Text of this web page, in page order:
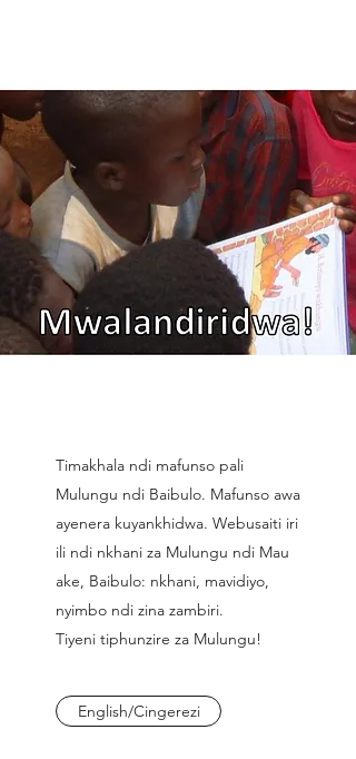
Timakhala ndi mafunso pali
Mulungu ndi Baibulo. Mafunso awa
ayenera kuyankhidwa. Webusaiti iri
ili ndi nkhani za Mulungu ndi Mau
ake, Baibulo: nkhani, mavidiyo,
nyimbo ndi zina zambiri.
Tiyeni tiphunzire za Mulungu!
English/Cingerezi